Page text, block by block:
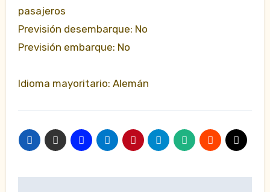
pasajeros
Previsión desembarque: No
Previsión embarque: No
Idioma mayoritario: Alemán